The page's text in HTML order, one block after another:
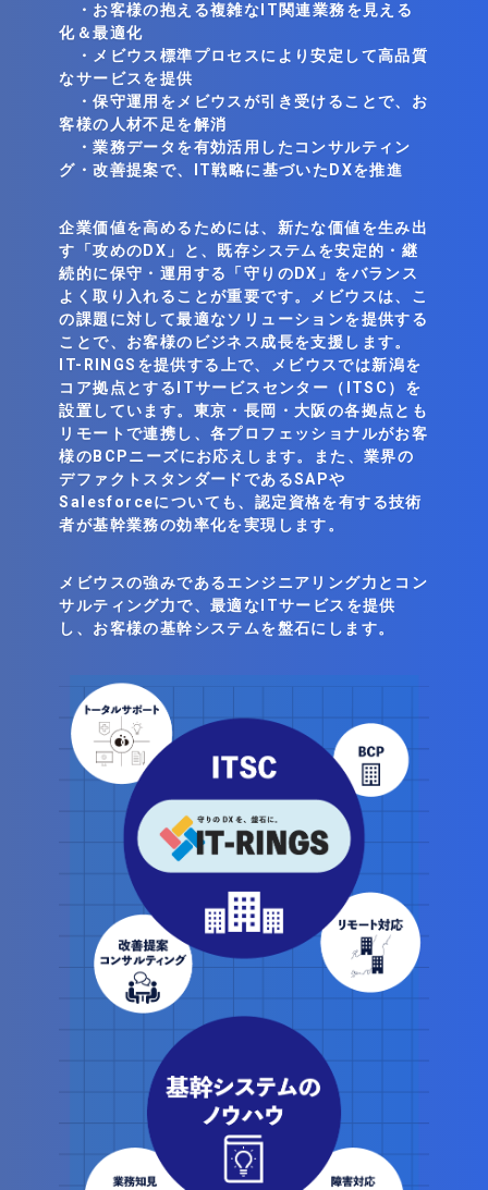
・お客様の抱える複雑なIT関連業務を見える
化＆最適化
・メビウス標準プロセスにより安定して高品質
なサービスを提供
・保守運用をメビウスが引き受けることで、お
客様の人材不足を解消
・業務データを有効活用したコンサルティン
グ・改善提案で、IT戦略に基づいたDXを推進
企業価値を高めるためには、新たな価値を生み出
す「攻めのDX」と、既存システムを安定的・継
続的に保守・運用する「守りのDX」をバランス
よく取り入れることが重要です。メビウスは、こ
の課題に対して最適なソリューションを提供する
ことで、お客様のビジネス成長を支援します。
IT-RINGSを提供する上で、メビウスでは新潟を
コア拠点とするITサービスセンター（ITSC）を
設置しています。東京・長岡・大阪の各拠点とも
リモートで連携し、各プロフェッショナルがお客
様のBCPニーズにお応えします。また、業界の
デファクトスタンダードであるSAPや
Salesforceについても、認定資格を有する技術
者が基幹業務の効率化を実現します。
メビウスの強みであるエンジニアリング力とコン
サルティング力で、最適なITサービスを提供
し、お客様の基幹システムを盤石にします。